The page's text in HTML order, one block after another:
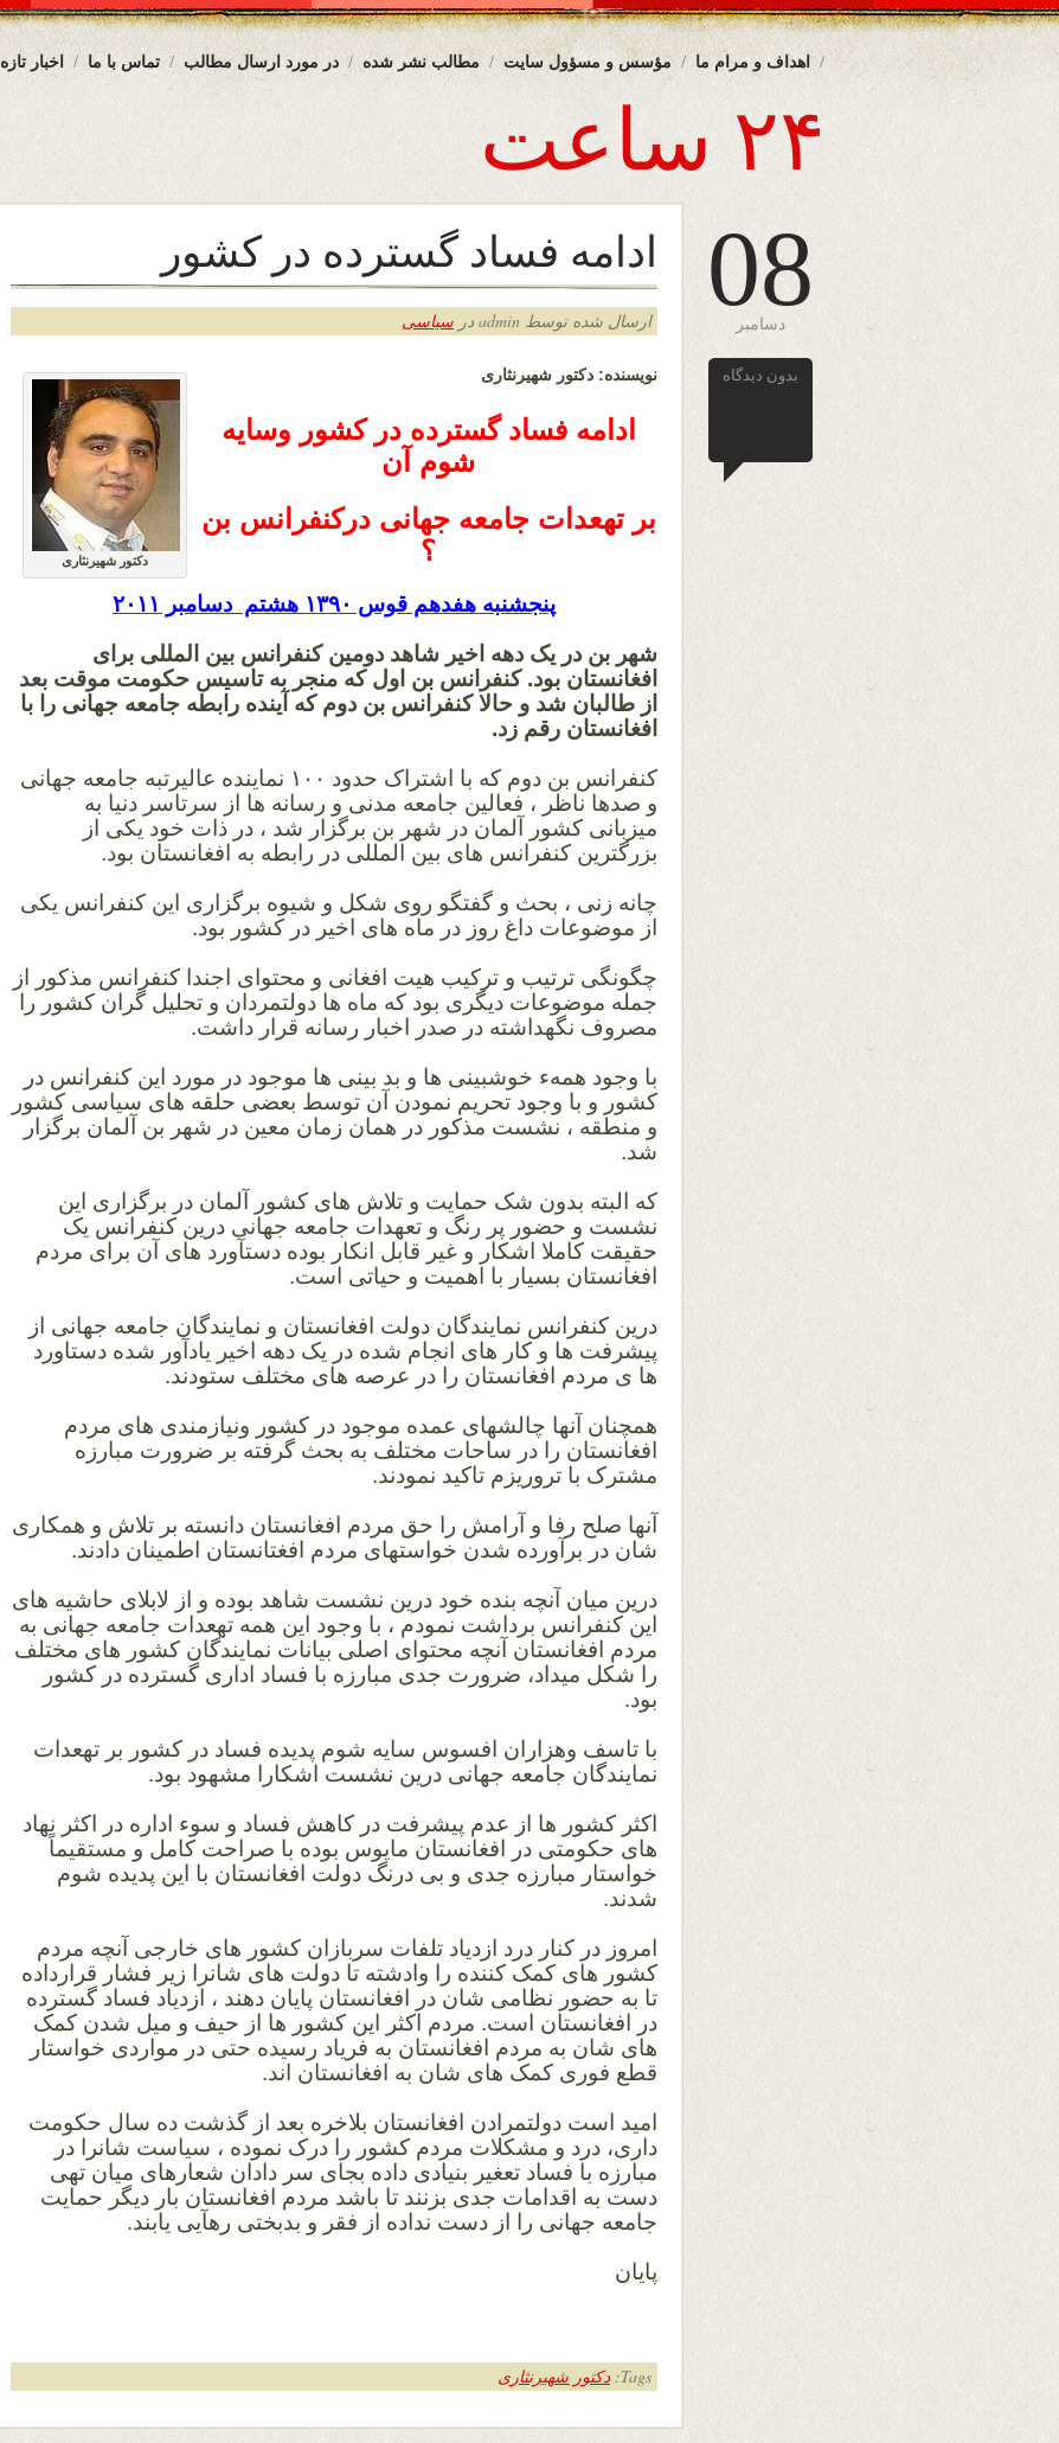
اخبار تازه تماس با ما در مورد ارسال مطالب مطالب نشر شده مؤسس و مسؤول سایت اهداف و مرام ما
۲۴ ساعت
08
دسامبر
بدون دیدگاه
ادامه فساد گسترده در کشور
ارسال شده توسط admin در سیاسی
دکتور شهیرنثاری
نویسنده: دکتور شهیرنثاری
ادامه فساد گسترده در کشور وسایه
شوم آن
بر تهعدات جامعه جهانی درکنفرانس بن
؟
پنجشنبه هفدهم قوس ۱۳۹۰ هشتم دسامبر ۲۰۱۱
شهر بن در یک دهه اخیر شاهد دومین کنفرانس بین المللی برای
افغانستان بود. کنفرانس بن اول که منجر به تاسیس حکومت موقت بعد
از طالبان شد و حالا کنفرانس بن دوم که آینده رابطه جامعه جهانی را با
افغانستان رقم زد.
کنفرانس بن دوم که با اشتراک حدود ۱۰۰ نماینده عالیرتبه جامعه جهانی
و صدها ناظر ، فعالین جامعه مدنی و رسانه ها از سرتاسر دنیا به
میزبانی کشور آلمان در شهر بن برگزار شد ، در ذات خود یکی از
بزرگترین کنفرانس های بین المللی در رابطه به افغانستان بود.
چانه زنی ، بحث و گفتگو روی شکل و شیوه برگزاری این کنفرانس یکی
از موضوعات داغ روز در ماه های اخیر در کشور بود.
چگونگی ترتیب و ترکیب هیت افغانی و محتوای اجندا کنفرانس مذکور از
جمله موضوعات دیگری بود که ماه ها دولتمردان و تحلیل گران کشور را
مصروف نگهداشته در صدر اخبار رسانه قرار داشت.
با وجود همه‌ء خوشبینی ها و بد بینی ها موجود در مورد این کنفرانس در
کشور و با وجود تحریم نمودن آن توسط بعضی حلقه های سیاسی کشور
و منطقه ، نشست مذکور در همان زمان معین در شهر بن آلمان برگزار
شد.
که البته بدون شک حمایت و تلاش های کشور آلمان در برگزاری این
نشست و حضور پر رنگ و تعهدات جامعه جهانی درین کنفرانس یک
حقیقت کاملا اشکار و غیر قابل انکار بوده دستآورد های آن برای مردم
افغانستان بسیار با اهمیت و حیاتی است.
درین کنفرانس نمایندگان دولت افغانستان و نمایندگان جامعه جهانی از
پیشرفت ها و کار های انجام شده در یک دهه اخیر یادآور شده دستاورد
ها ی مردم افغانستان را در عرصه های مختلف ستودند.
همچنان آنها چالشهای عمده موجود در کشور ونیازمندی های مردم
افغانستان را در ساحات مختلف به بحث گرفته بر ضرورت مبارزه
مشترک با تروریزم تاکید نمودند.
آنها صلح رفا و آرامش را حق مردم افغانستان دانسته بر تلاش و همکاری
شان در برآورده شدن خواستهای مردم افغتانستان اطمینان دادند.
درین میان آنچه بنده خود درین نشست شاهد بوده و از لابلای حاشیه های
این کنفرانس برداشت نمودم ، با وجود این همه تهعدات جامعه جهانی به
مردم افغانستان آنچه محتوای اصلی بیانات نمایندگان کشور های مختلف
را شکل میداد، ضرورت جدی مبارزه با فساد اداری گسترده در کشور
بود.
با تاسف وهزاران افسوس سایه شوم پدیده فساد در کشور بر تهعدات
نمایندگان جامعه جهانی درین نشست اشکارا مشهود بود.
اکثر کشور ها از عدم پیشرفت در کاهش فساد و سو‌ء اداره در اکثر نهاد
های حکومتی در افغانستان مایوس بوده با صراحت کامل و مستقیماً
خواستار مبارزه جدی و بی درنگ دولت افغانستان با این پدیده شوم
شدند.
امروز در کنار درد ازدیاد تلفات سربازان کشور های خارجی آنچه مردم
کشور های کمک کننده را وادشته تا دولت های شانرا زیر فشار قرارداده
تا به حضور نظامی شان در افغانستان پایان دهند ، ازدیاد فساد گسترده
در افغانستان است. مردم اکثر این کشور ها از حیف و میل شدن کمک
های شان به مردم افغانستان به فریاد رسیده حتی در مواردی خواستار
قطع فوری کمک های شان به افغانستان اند.
امید است دولتمرادن افغانستان بلاخره بعد از گذشت ده سال حکومت
داری، درد و مشکلات مردم کشور را درک نموده ، سیاست شانرا در
مبارزه با فساد تعغیر بنیادی داده بجای سر دادان شعارهای میان تهی
دست به اقدامات جدی بزنند تا باشد مردم افغانستان بار دیگر حمایت
جامعه جهانی را از دست نداده از فقر و بدبختی رهآیی یابند.
پایان
Tags: دکتور شهیرنثاری